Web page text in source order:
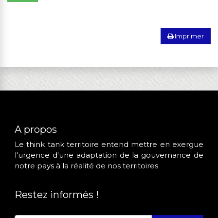
Imprimer
A propos
Le think tank territoire entend mettre en exergue
l'urgence d'une adaptation de la gouvernance de
notre pays à la réalité de nos territoires
Restez informés !